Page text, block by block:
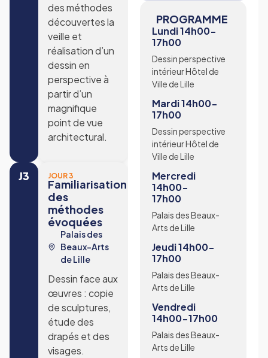
des méthodes
découvertes la
veille et
réalisation d’un
dessin en
perspective à
partir d’un
magnifique
point de vue
architectural.
J3 JOUR 3
Familiarisation
des
méthodes
évoquées
Palais des
Beaux-Arts
de Lille
Dessin face aux
œuvres : copie
de sculptures,
étude des
drapés et des
visages.
PROGRAMME
Lundi 14h00-
17h00
Dessin perspective
intérieur Hôtel de
Ville de Lille
Mardi 14h00-
17h00
Dessin perspective
intérieur Hôtel de
Ville de Lille
Mercredi
14h00-
17h00
Palais des Beaux-
Arts de Lille
Jeudi 14h00-
17h00
Palais des Beaux-
Arts de Lille
Vendredi
14h00-17h00
Palais des Beaux-
Arts de Lille